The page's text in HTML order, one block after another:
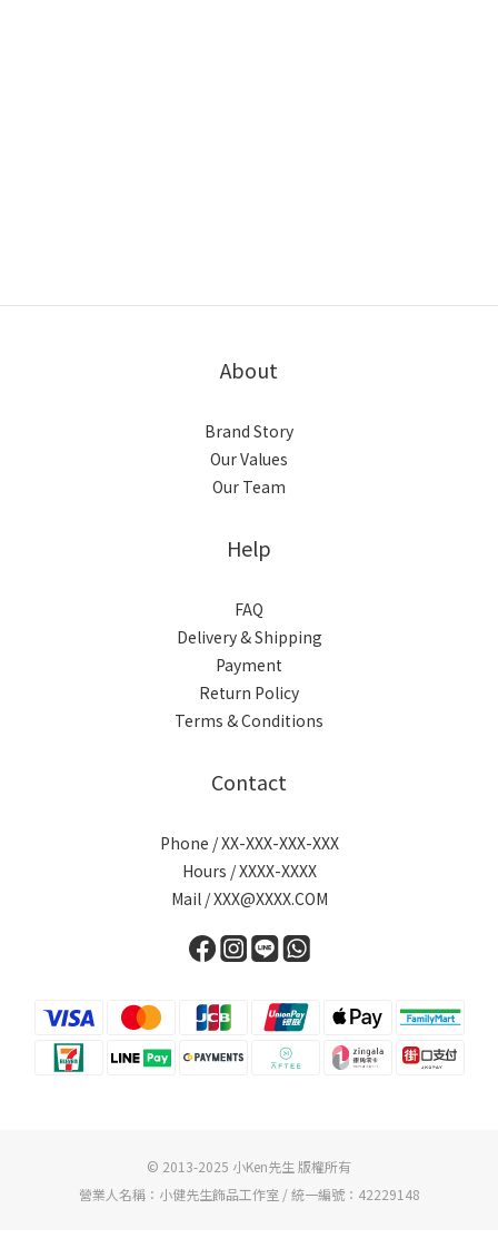
About
Brand Story
Our Values
Our Team
Help
FAQ
Delivery & Shipping
Payment
Return Policy
Terms & Conditions
Contact
Phone / XX-XXX-XXX-XXX
Hours / XXXX-XXXX
Mail / XXX@XXXX.COM
© 2013-2025 小Ken先生 版權所有
營業人名稱：小健先生飾品工作室 / 統一編號：42229148